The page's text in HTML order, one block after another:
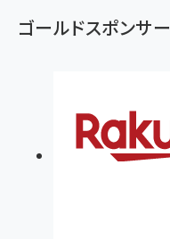
ゴールドスポンサー